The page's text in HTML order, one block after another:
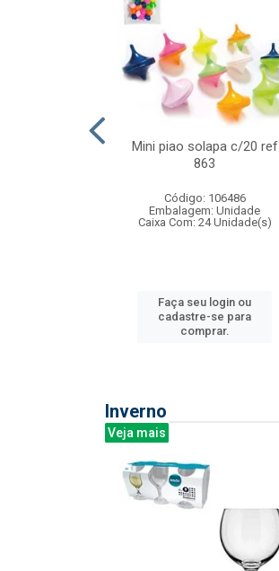
Mini piao solapa c/20 ref
863
Código: 106486
Embalagem: Unidade
Caixa Com: 24 Unidade(s)
Faça seu login ou
cadastre-se para
comprar.
Inverno
Veja mais